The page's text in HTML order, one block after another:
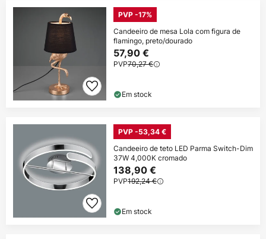
PVP -17%
Candeeiro de mesa Lola com figura de
flamingo, preto/dourado
57,90 €
PVP70,27 €
Em stock
PVP -53,34 €
Candeeiro de teto LED Parma Switch-Dim
37W 4,000K cromado
138,90 €
PVP192,24 €
Em stock